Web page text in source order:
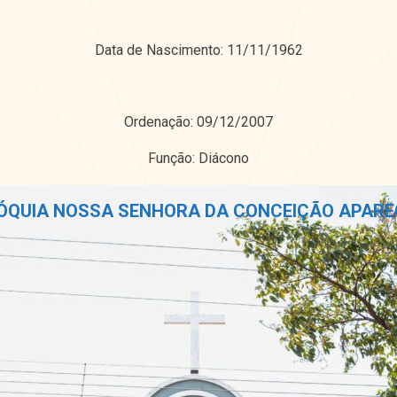
Data de Nascimento: 11/11/1962
Ordenação: 09/12/2007
Função: Diácono
NOSSA SENHORA DA CONCEIÇÃO